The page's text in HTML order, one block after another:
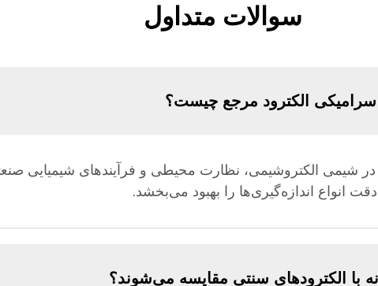
سوالات متداول
سرامیکی الکترود مرجع چیست؟
در شیمی الکتروشیمی، نظارت محیطی و فرآیندهای شیمیایی
انواع اندازه‌گیری‌ها را بهبود می‌بخشد.
با الکترودهای سنتی مقایسه می‌شوند؟